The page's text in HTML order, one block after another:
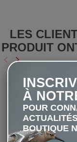
LES
PRODUIT
Précédent
keyboard_arrow_left Suivant
keyboard_arrow_right
À
POUR
BOUTIQUE